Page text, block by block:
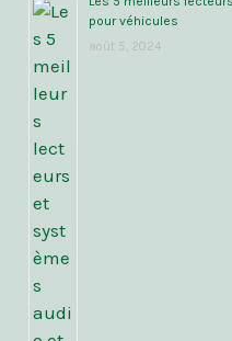
pour véhicules
août 5, 2024